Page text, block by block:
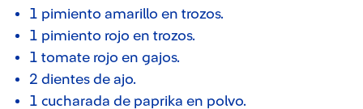
1 pimiento amarillo en trozos.
1 pimiento rojo en trozos.
1 tomate rojo en gajos.
2 dientes de ajo.
1 cucharada de paprika en polvo.